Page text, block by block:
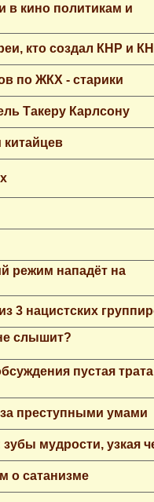
в кино политикам и
кто создал КНР и
по ЖКХ - старики
Такеру Карлсону
китайцев
режим нападёт на
3 нацистских
слышит?
пустая трата
преступными умами
мудрости, узкая
о сатанизме